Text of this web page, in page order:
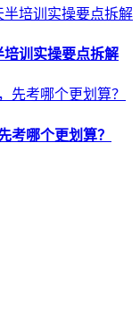
培训实操要点拆解
考哪个更划算？